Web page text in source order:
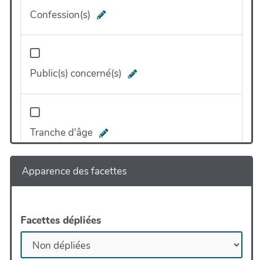
Confession(s)
Public(s) concerné(s)
Tranche d'âge
Apparence des facettes
Facettes dépliées